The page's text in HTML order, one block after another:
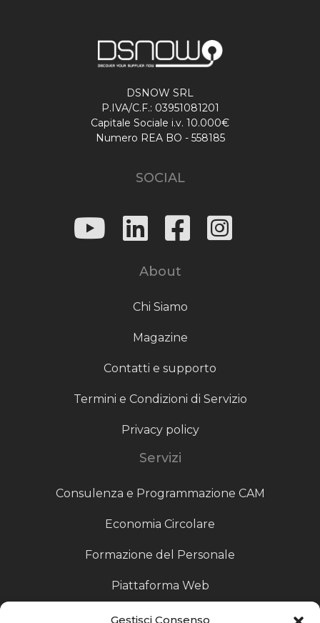
Gestisci Consenso
DSNOW SRL
P.IVA/C.F.: 03951081201
Capitale Sociale i.v. 10.000€
Numero REA BO - 558185
SOCIAL
About
Chi Siamo
Magazine
Contatti e supporto
Termini e Condizioni di Servizio
Privacy policy
Servizi
Consulenza e Programmazione CAM
Economia Circolare
Formazione del Personale
Piattaforma Web
Scouting fornitori